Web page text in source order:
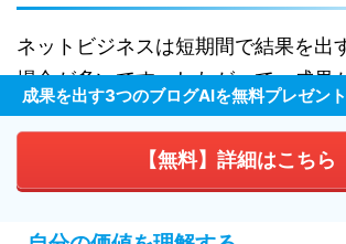
ネットビジネスは短期間で結果を出
場合が多いです。したがって、成果
にも、根気よく努力を続ける姿勢が
した活動を日々積み重ねていくこと
成果を出す3つのブログAIを無料プレゼン
【無料】詳細はこちら